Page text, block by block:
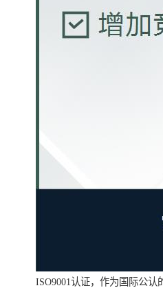
ISO9001认证，作为国际公认